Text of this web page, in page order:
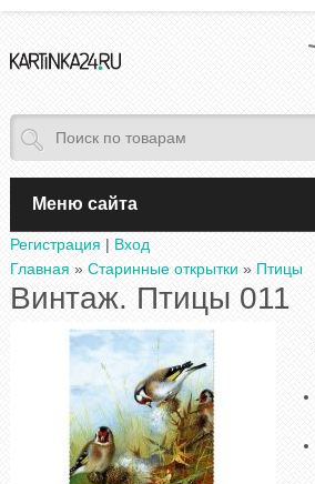
Меню сайта
Регистрация | Вход
Главная » Старинные открытки » Птицы
Винтаж. Птицы 011